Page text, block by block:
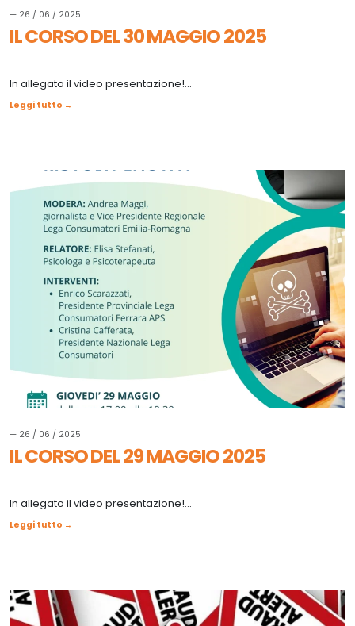
— 26 / 06 / 2025
IL CORSO DEL 30 MAGGIO 2025
In allegato il video presentazione!...
Leggi tutto →
— 26 / 06 / 2025
IL CORSO DEL 29 MAGGIO 2025
In allegato il video presentazione!...
Leggi tutto →